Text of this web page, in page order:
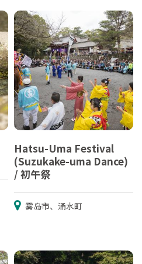
Hatsu-Uma Festival
(Suzukake-uma Dance)
/ 初午祭
雾岛市、涌水町